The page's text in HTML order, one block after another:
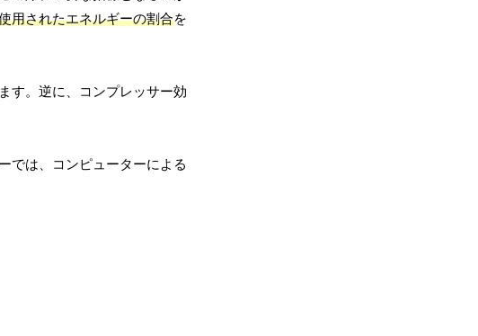
用されたエネルギーの割合を
す。逆に、コンプレッサー効
では、コンピューターによる